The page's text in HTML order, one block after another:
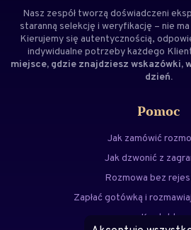
Nasz zespół tworzą doświadczeni
staranną selekcję i weryfikację – nie
Kierujemy się autentycznością,
indywidualne potrzeby każdego
miejsce, gdzie znajdziesz wskazówki,
dzień.
Pomoc
Jak zamówić
Jak dzwonić z
Rozmowa bez
Zapłać gotówką i
Kontakt